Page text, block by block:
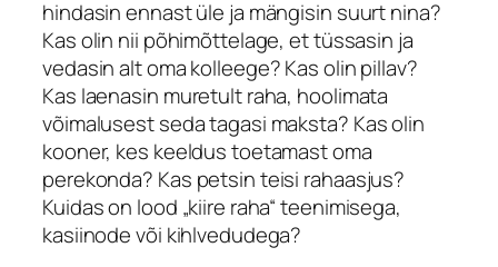
hindasin ennast üle ja mängisin suurt nina?
Kas olin nii põhimõttelage, et tüssasin ja
vedasin alt oma kolleege? Kas olin pillav?
Kas laenasin muretult raha, hoolimata
võimalusest seda tagasi maksta? Kas olin
kooner, kes keeldus toetamast oma
perekonda? Kas petsin teisi rahaasjus?
Kuidas on lood „kiire raha“ teenimisega,
kasiinode või kihlvedudega?